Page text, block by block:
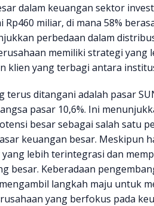
dalam keuangan sektor
miliar, di mana 58%
perbedaan dalam
memiliki strategi yang
klien yang terbagi antara
terus ditangani adalah pasar
pasar 10,6%. Ini
besar sebagai salah satu
keuangan besar. Meskipun
lebih terintegrasi dan
besar. Keberadaan
langkah maju untuk
yang berfokus pada